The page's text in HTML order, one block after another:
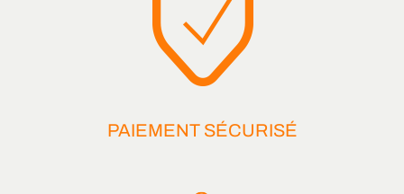
PAIEMENT SÉCURISÉ